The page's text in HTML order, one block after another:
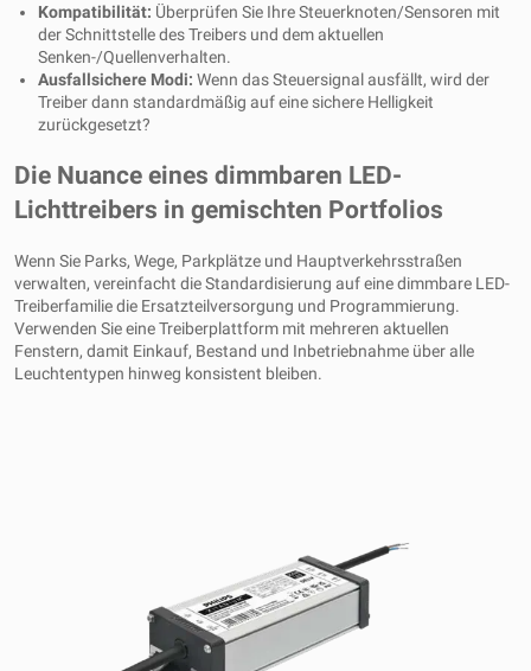
Kompatibilität: Überprüfen Sie Ihre Steuerknoten/Sensoren mit
der Schnittstelle des Treibers und dem aktuellen
Senken-/Quellenverhalten.
Ausfallsichere Modi: Wenn das Steuersignal ausfällt, wird der
Treiber dann standardmäßig auf eine sichere Helligkeit
zurückgesetzt?
Die Nuance eines dimmbaren LED-
Lichttreibers in gemischten Portfolios
Wenn Sie Parks, Wege, Parkplätze und Hauptverkehrsstraßen
verwalten, vereinfacht die Standardisierung auf eine dimmbare LED-
Treiberfamilie die Ersatzteilversorgung und Programmierung.
Verwenden Sie eine Treiberplattform mit mehreren aktuellen
Fenstern, damit Einkauf, Bestand und Inbetriebnahme über alle
Leuchtentypen hinweg konsistent bleiben.